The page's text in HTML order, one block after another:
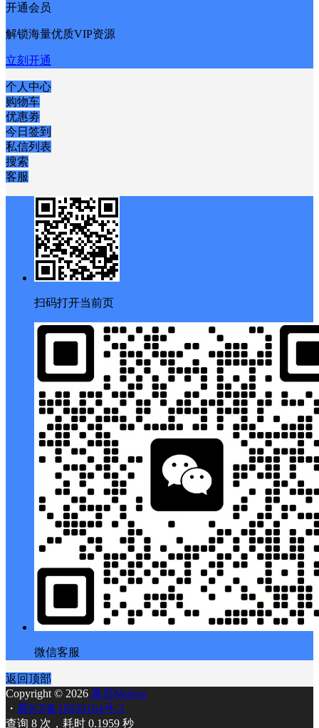
开通会员
解锁海量优质VIP资源
立刻开通
个人中心
购物车
优惠劵
今日签到
私信列表
搜索
客服
扫码打开当前页
微信客服
返回顶部
Copyright © 2026 幕后Muhou
・ 冀ICP备18036164号-3
查询 8 次，耗时 0.1959 秒